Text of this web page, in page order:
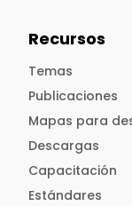
Recursos
Temas
Publicaciones
Mapas para
Descargas
Capacitación
Estándares